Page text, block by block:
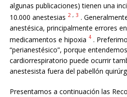
algunas publicaciones) tienen una
10.000 anestesias 2 , 3 .
anestésica, principalmente errores
medicamentos e hipoxia 4 .
“perianestésico”, porque
cardiorrespiratorio puede ocurrir
anestesista fuera del pabellón
Presentamos a continuación las